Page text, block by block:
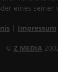
eines
| Impressum
© Z MEDIA